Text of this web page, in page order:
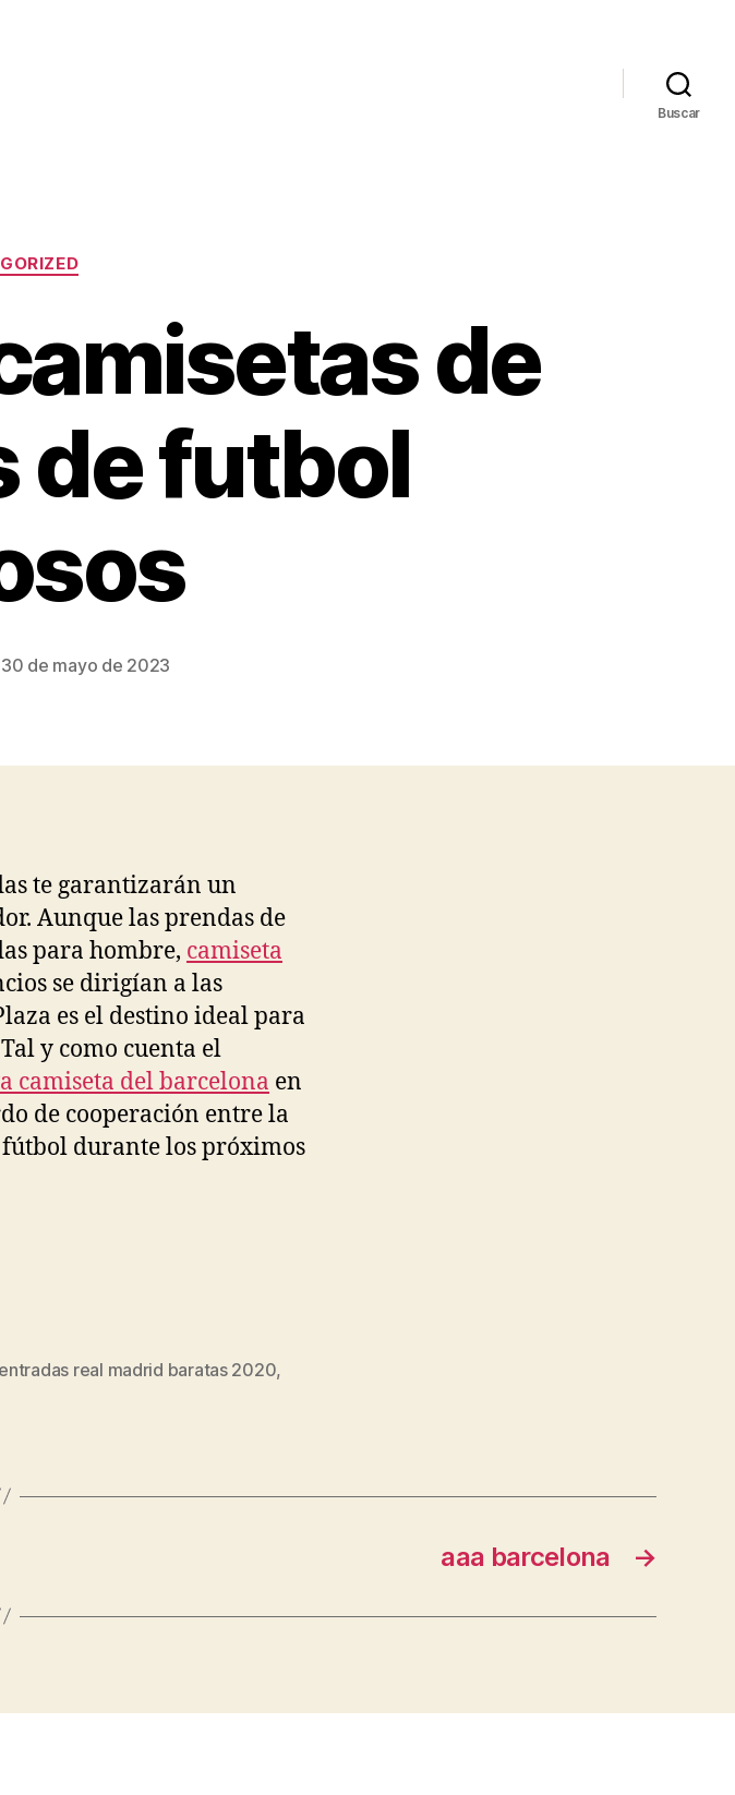
Buscar
Categorías
de
de futbol
30 de mayo de 2023
te garantizarán un
Aunque las prendas de
para hombre, camiseta
se dirigían a las
es el destino ideal para
y como cuenta el
camiseta del barcelona en
de cooperación entre la
durante los próximos
entradas real madrid baratas 2020,
→
aaa barcelona